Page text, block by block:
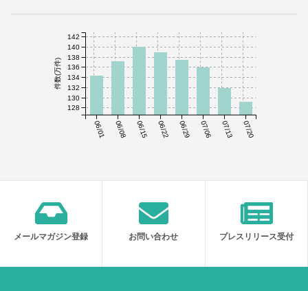
06/01 06/08 06/15 06/22 06/29 07/06 07/13 07/20
件数(万件)
128
130
132
134
136
138
140
142
メールマガジン登録 お問い合わせ プレスリリース受付